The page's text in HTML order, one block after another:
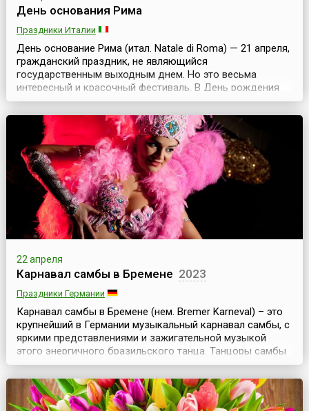
День основания Рима
Праздники Италии
День основание Рима (итал. Natale di Roma) — 21 апреля,
гражданский праздник, не являющийся
государственным выходным днем. Но это весьма
интересный и красочный фестиваль. В День рождения
Рима совершается символическое открытие ворот
города, чтобы в них смогли войти как жители Рима, так и
многочисленные туристы. Празднование продолжается,
как правило, несколько дней и может начинаться до
самой даты...
22 апреля
Карнавал самбы в Бремене 2023
Праздники Германии
Карнавал самбы в Бремене (нем. Bremer Karneval) – это
крупнейший в Германии музыкальный карнавал самбы, с
яркими представлениями и зажигательной музыкой
этого энергичного бразильского танца. Танцоры самбы
со всей Германии приезжают, чтобы принять участие в
уличном карнавале, а тысячи туристов – чтобы увидеть
это яркий праздник.Вольный ганзейский город Бремен –
это старинный и красивый город Ге...